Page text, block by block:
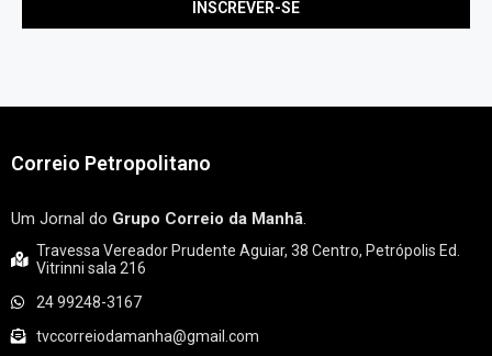
Correio Petropolitano
Um Jornal do Grupo Correio da Manhã.
Travessa Vereador Prudente Aguiar, 38 Centro, Petrópolis Ed.
Vitrinni sala 216
24 99248-3167
tvccorreiodamanha@gmail.com